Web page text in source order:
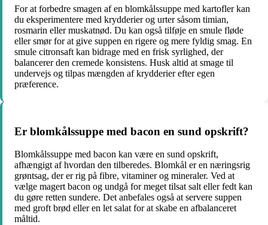
For at forbedre smagen af en blomkålssuppe med kartofler kan
du eksperimentere med krydderier og urter såsom timian,
rosmarin eller muskatnød. Du kan også tilføje en smule fløde
eller smør for at give suppen en rigere og mere fyldig smag. En
smule citronsaft kan bidrage med en frisk syrlighed, der
balancerer den cremede konsistens. Husk altid at smage til
undervejs og tilpas mængden af krydderier efter egen
præference.
Er blomkålssuppe med bacon en sund opskrift?
Blomkålssuppe med bacon kan være en sund opskrift,
afhængigt af hvordan den tilberedes. Blomkål er en næringsrig
grøntsag, der er rig på fibre, vitaminer og mineraler. Ved at
vælge magert bacon og undgå for meget tilsat salt eller fedt kan
du gøre retten sundere. Det anbefales også at servere suppen
med groft brød eller en let salat for at skabe en afbalanceret
måltid.